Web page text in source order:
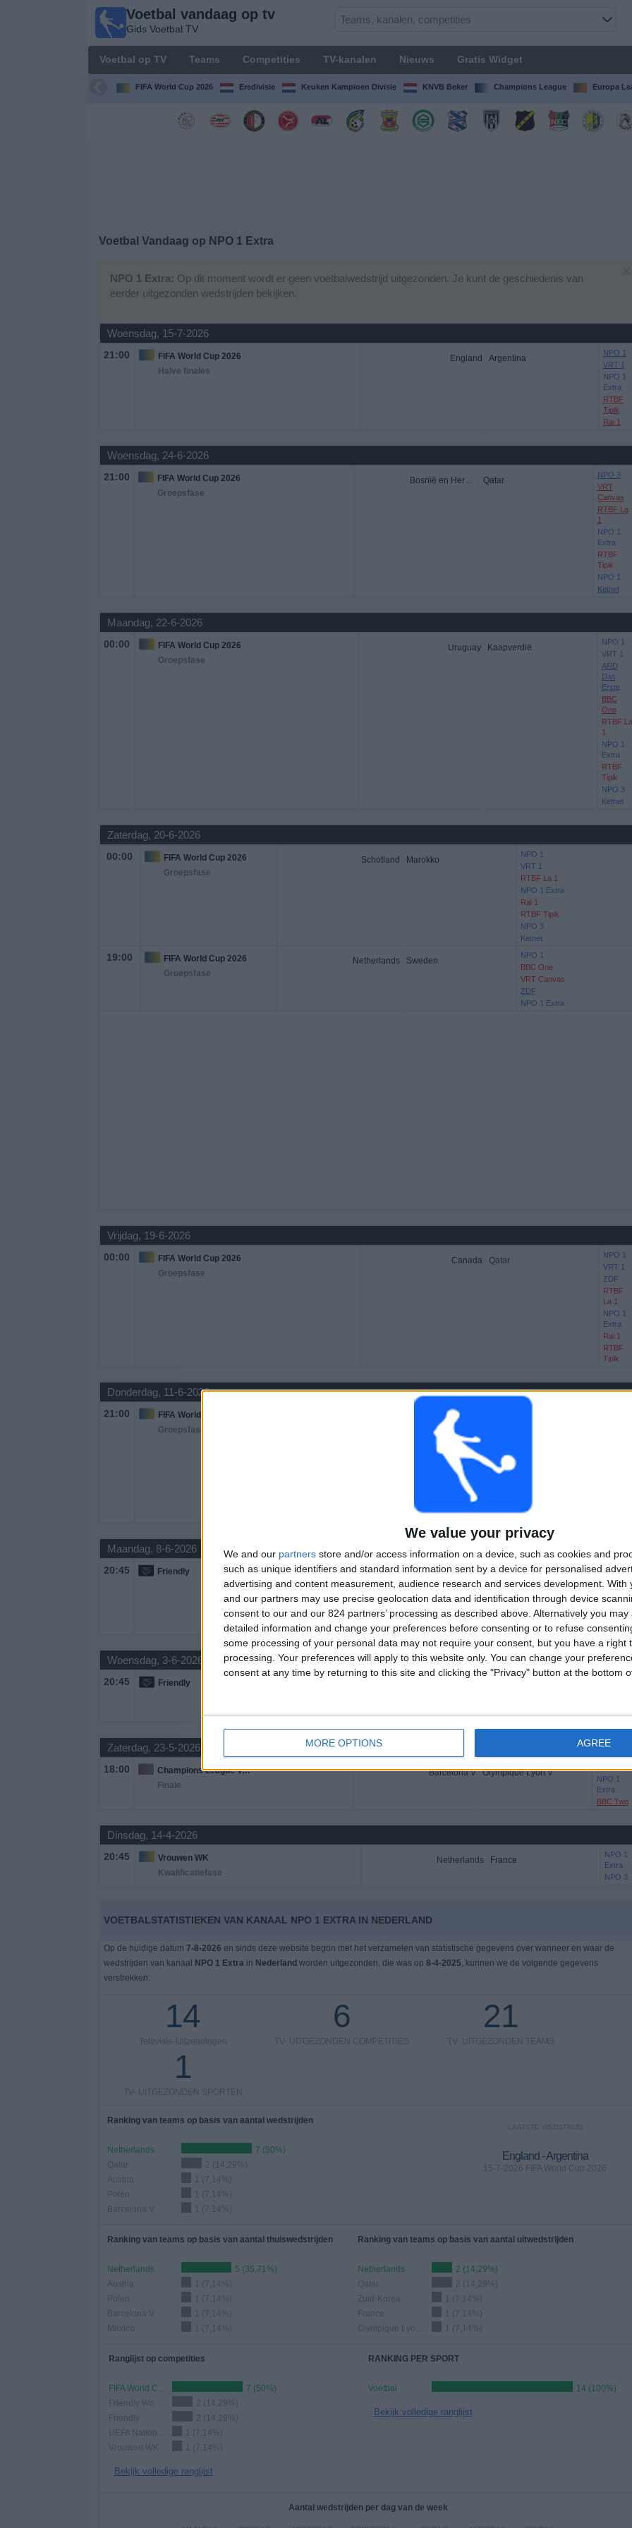
We value your privacy
We and our partners store and/or access information on a device, such as cookies and
such as unique identifiers and standard information sent by a device for personalised
advertising and content measurement, audience research and services development. With
and our partners may use precise geolocation data and identification through device
consent to our and our 824 partners’ processing as described above. Alternatively you
detailed information and change your preferences before consenting or to refuse
some processing of your personal data may not require your consent, but you have a right
processing. Your preferences will apply to this website only. You can change your
consent at any time by returning to this site and clicking the "Privacy" button at the bottom
MORE OPTIONS AGREE
Voetbal vandaag op tv
Gids Voetbal TV
Voetbal op TV Teams Competities TV-kanalen Nieuws Gratis Widget
FIFA World Cup 2026 Eredivisie Keuken Kampioen Divisie KNVB Beker Champions League Europa
Voetbal Vandaag op NPO 1 Extra
NPO 1 Extra: Op dit moment wordt er geen voetbalwedstrijd uitgezonden. Je kunt de geschiedenis van
eerder uitgezonden wedstrijden bekijken.
Woensdag, 15-7-2026
21:00
FIFA World Cup 2026
Halve finales
England Argentina
NPO 1
VRT 1
NPO 1
Extra
RTBF
Tipik
Rai 1
Woensdag, 24-6-2026
21:00
FIFA World Cup 2026
Groepsfase
Bosnië en Herzegovina Qatar
NPO 3
VRT
Canvas
RTBF La
1
NPO 1
Extra
RTBF
Tipik
NPO 1
Ketnet
Maandag, 22-6-2026
00:00
FIFA World Cup 2026
Groepsfase
Uruguay Kaapverdië
NPO 1
VRT 1
ARD
Das
Erste
BBC
One
RTBF La
1
NPO 1
Extra
RTBF
Tipik
NPO 3
Ketnet
Zaterdag, 20-6-2026
00:00
FIFA World Cup 2026
Groepsfase
Schotland Marokko
NPO 1
VRT 1
RTBF La 1
NPO 1 Extra
Rai 1
RTBF Tipik
NPO 3
Ketnet
19:00
FIFA World Cup 2026
Groepsfase
Netherlands Sweden
NPO 1
BBC One
VRT Canvas
ZDF
NPO 1 Extra
Vrijdag, 19-6-2026
00:00
FIFA World Cup 2026
Groepsfase
Canada Qatar
NPO 1
VRT 1
ZDF
RTBF
La 1
NPO 1
Extra
Rai 1
RTBF
Tipik
Donderdag, 11-6-2026
21:00
FIFA World Cup 2026
Groepsfase
Mexico
Maandag, 8-6-2026
20:45 Friendly Netherlands Oezbekistan
NPO 1
CANAL+
NPO 3
NPO 1
Extra
Woensdag, 3-6-2026
20:45 Friendly
ESPN
Zaterdag, 23-5-2026
18:00
Champions League Vrouwen
Finale
Barcelona V Olympique Lyon V
NPO 1
Extra
BBC Two
Dinsdag, 14-4-2026
20:45
Vrouwen WK
Kwalificatiefase
Netherlands France
NPO 1
Extra
NPO 3
VOETBALSTATISTIEKEN VAN KANAAL NPO 1 EXTRA IN NEDERLAND
Op de huidige datum 7-8-2026 en sinds deze website begon met het verzamelen van statistische gegevens over wanneer en waar de
wedstrijden van kanaal NPO 1 Extrain Nederland worden uitgezonden, die was op 8-4-2025, kunnen we de volgende gegevens
verstrekken:
14
Televisie-Uitzendingen
6
TV- UITGEZONDEN COMPETITIES
21
TV- UITGEZONDEN TEAMS
1
TV- UITGEZONDEN SPORTEN
Ranking van teams op basis van aantal wedstrijden
Netherlands
7 (50%)
Qatar
2 (14,29%)
Austria
1 (7,14%)
Polen
1 (7,14%)
Barcelona V
1 (7,14%)
LAATSTE WEDSTRIJD
England - Argentina
15-7-2026 FIFA World Cup 2026
Ranking van teams op basis van aantal thuiswedstrijden
Netherlands
5 (35,71%)
Austria
1 (7,14%)
Polen
1 (7,14%)
Barcelona V
1 (7,14%)
Mexico
1 (7,14%)
Ranking van teams op basis van aantal uitwedstrijden
Netherlands
2 (14,29%)
Qatar
2 (14,29%)
Zuid-Korea
1 (7,14%)
France
1 (7,14%)
1 (7,14%)
Ranglijst op competities
FIFA World Cup 2026
7 (50%)
2 (14,29%)
Friendly
2 (14,29%)
1 (7,14%)
Vrouwen WK
1 (7,14%)
Bekijk volledige ranglijst
RANKING PER SPORT
Voetbal 14 (100%)
Bekijk volledige ranglijst
Aantal wedstrijden per dag van de week